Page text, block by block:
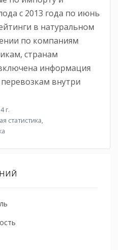
с 2013 года по июнь
в натуральном
по компаниям
странам
информация
внутри
г.
статистика,